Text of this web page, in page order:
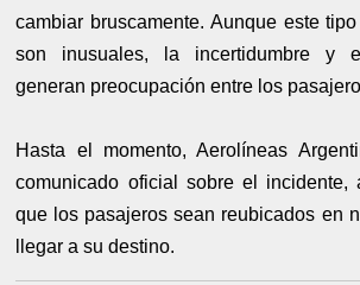
cambiar bruscamente. Aunque este
son inusuales, la incertidumbre y
generan preocupación entre los
Hasta el momento, Aerolíneas
comunicado oficial sobre el incidente,
que los pasajeros sean reubicados en
llegar a su destino.